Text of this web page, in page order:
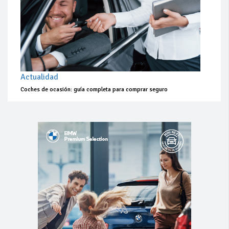
Actualidad
Coches de ocasión: guía completa para comprar seguro